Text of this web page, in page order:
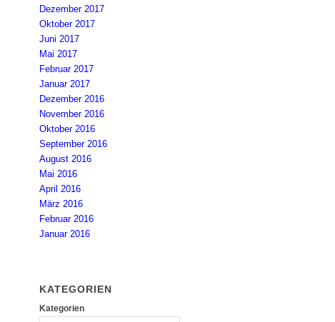
Dezember 2017
Oktober 2017
Juni 2017
Mai 2017
Februar 2017
Januar 2017
Dezember 2016
November 2016
Oktober 2016
September 2016
August 2016
Mai 2016
April 2016
März 2016
Februar 2016
Januar 2016
KATEGORIEN
Kategorien